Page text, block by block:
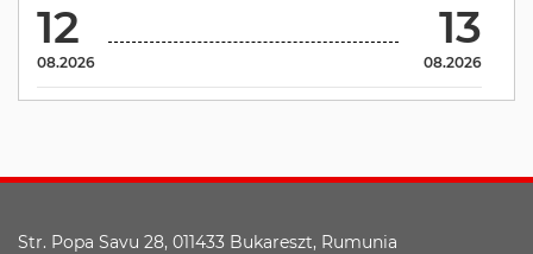
12
08.2026
13
08.2026
Str. Popa Savu 28, 011433 Bukareszt, Rumunia